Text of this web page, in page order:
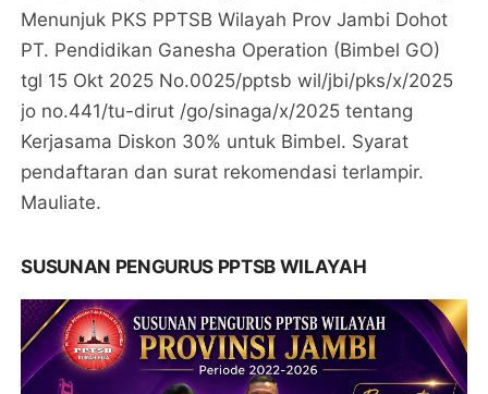
Menunjuk PKS PPTSB Wilayah Prov Jambi Dohot
PT. Pendidikan Ganesha Operation (Bimbel GO)
tgl 15 Okt 2025 No.0025/pptsb wil/jbi/pks/x/2025
jo no.441/tu-dirut /go/sinaga/x/2025 tentang
Kerjasama Diskon 30% untuk Bimbel. Syarat
pendaftaran dan surat rekomendasi terlampir.
Mauliate.
SUSUNAN PENGURUS PPTSB WILAYAH